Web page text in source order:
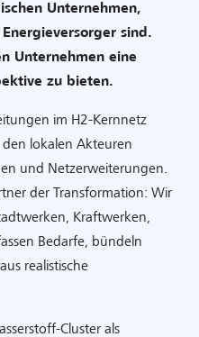
Unternehmen,
sind.
Unternehmen eine
zu bieten.
im H2-Kernnetz
lokalen Akteuren
und Netzerweiterungen.
der Transformation: Wir
Kraftwerken,
Bedarfe, bündeln
realistische
Cluster als